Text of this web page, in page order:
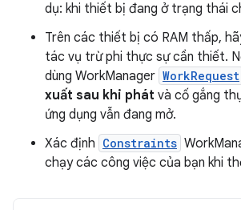
dụ: khi thiết bị đang ở trạng thái
Trên các thiết bị có RAM thấp,
tác vụ trừ phi thực sự cần thiết.
dùng WorkManager WorkRequest
xuất sau khi phát và cố gắng
ứng dụng vẫn đang mở.
Xác định Constraints
chạy các công việc của bạn khi